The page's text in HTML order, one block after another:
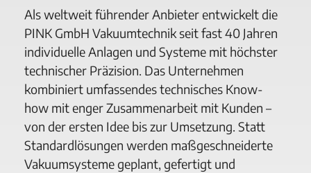
Als weltweit führender Anbieter entwickelt die
PINK GmbH Vakuumtechnik seit fast 40 Jahren
individuelle Anlagen und Systeme mit höchster
technischer Präzision. Das Unternehmen
kombiniert umfassendes technisches Know-
how mit enger Zusammenarbeit mit Kunden –
von der ersten Idee bis zur Umsetzung. Statt
Standardlösungen werden maßgeschneiderte
Vakuumsysteme geplant, gefertigt und